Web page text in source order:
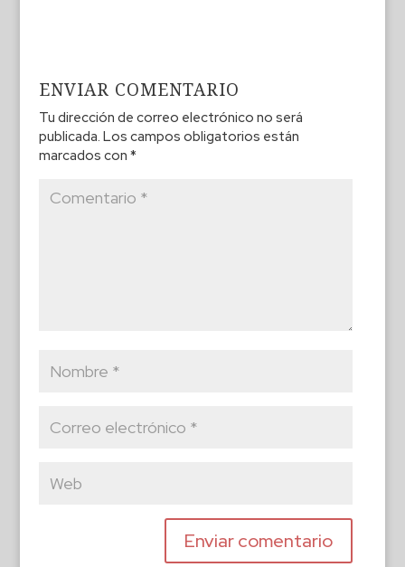
ENVIAR COMENTARIO
Tu dirección de correo electrónico no será
publicada. Los campos obligatorios están
marcados con *